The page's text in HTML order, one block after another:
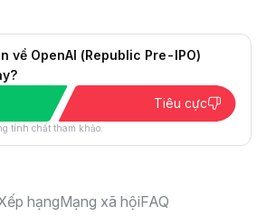
về OpenAI (Republic Pre-IPO)
Tiêu cực
tính chất tham khảo.
hạngMạng xã hộiFAQ